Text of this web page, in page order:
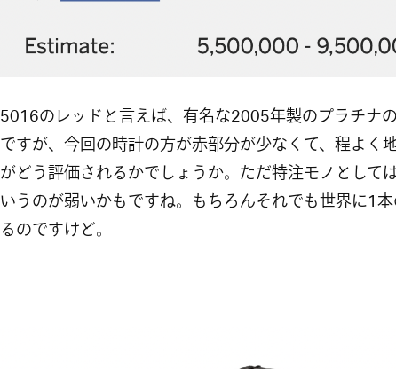
5016のレッドと言えば、有名な2005年製のプラチナ
ですが、今回の時計の方が赤部分が少なくて、程よく
がどう評価されるかでしょうか。ただ特注モノとして
いうのが弱いかもですね。もちろんそれでも世界に1
るのですけど。